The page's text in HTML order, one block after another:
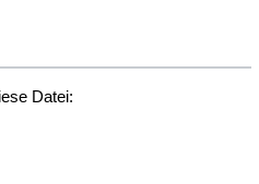
Datei: